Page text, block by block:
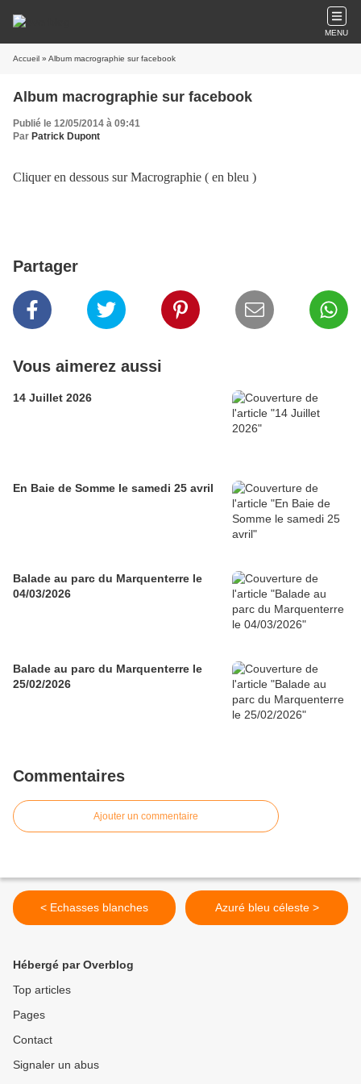
MENU
Accueil » Album macrographie sur facebook
Album macrographie sur facebook
Publié le 12/05/2014 à 09:41
Par Patrick Dupont
Cliquer en dessous sur Macrographie ( en bleu )
Partager
Vous aimerez aussi
14 Juillet 2026
En Baie de Somme le samedi 25 avril
Balade au parc du Marquenterre le
04/03/2026
Balade au parc du Marquenterre le
25/02/2026
Commentaires
Ajouter un commentaire
< Echasses blanches Azuré bleu céleste >
Hébergé par Overblog
Top articles
Pages
Contact
Signaler un abus